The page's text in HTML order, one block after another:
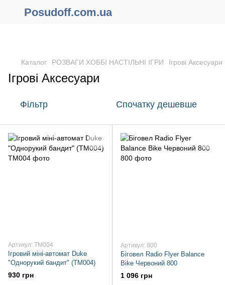
Posudoff.com.ua
Каталог РОЗВАГИ ХОББІ НАСТІЛЬНІ ІГРИ Ігрові Аксесуари
Ігрові Аксесуари
Фільтр Спочатку дешевше
Артикул: TM004
Ігровий міні-автомат Duke
"Однорукий бандит" (TM004)
930 грн
Артикул: 800
Біговел Radio Flyer Balance
Bike Червоний 800
1 096 грн